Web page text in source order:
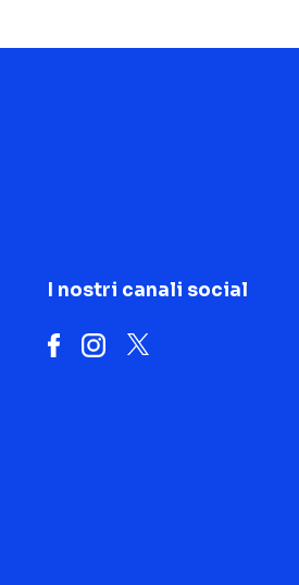
I nostri canali social